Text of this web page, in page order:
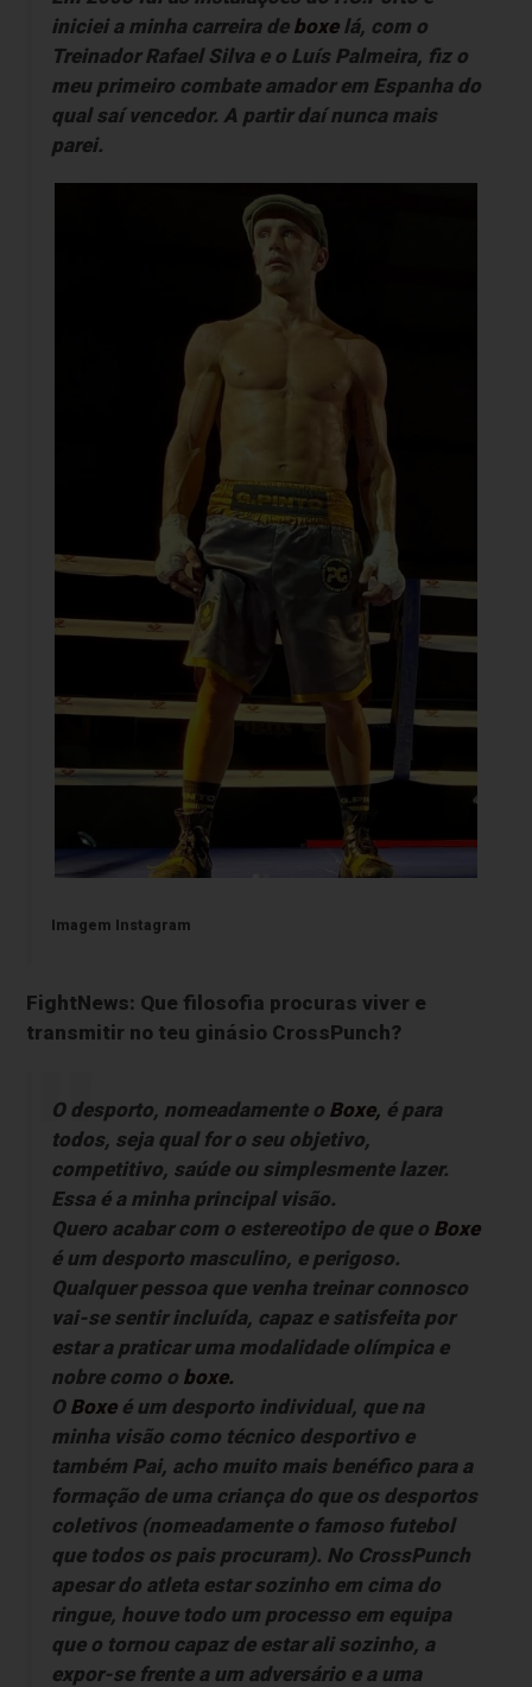
iniciei a minha carreira de boxelá, com o
TreinadorRafael Silvae oLuís Palmeira, fiz o
meu primeiro combate amador em Espanha do
qual saí vencedor. A partir daí nunca mais
parei.
Imagem Instagram
FightNews: Que filosofia procuras viver e
transmitir no teu ginásio CrossPunch?
O desporto, nomeadamente o Boxe, é para
todos, seja qual for o seu objetivo,
competitivo, saúde ou simplesmente lazer.
Essa é a minha principal visão.
Quero acabar com o estereotipo de que o Boxe
é um desporto masculino, e perigoso.
Qualquer pessoa que venha treinar connosco
vai-se sentir incluída, capaz e satisfeita por
estar a praticar uma modalidade olímpica e
nobre como o boxe.
O Boxe é um desporto individual, que na
minha visão como técnico desportivo e
também Pai, acho muito mais benéfico para a
formação de uma criança do que os desportos
coletivos (nomeadamente o famoso futebol
que todos os pais procuram). No CrossPunch
apesar do atleta estar sozinho em cima do
ringue, houve todo um processo em equipa
que o tornou capaz de estar ali sozinho, a
expor-se frente a um adversário e a uma